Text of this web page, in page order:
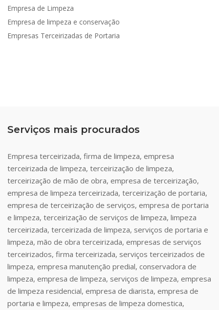
Empresa de Limpeza
Empresa de limpeza e conservação
Empresas Terceirizadas de Portaria
Serviços mais procurados
Empresa terceirizada, firma de limpeza, empresa
terceirizada de limpeza, terceirização de limpeza,
terceirização de mão de obra, empresa de terceirização,
empresa de limpeza terceirizada, terceirização de portaria,
empresa de terceirização de serviços, empresa de portaria
e limpeza, terceirização de serviços de limpeza, limpeza
terceirizada, terceirizada de limpeza, serviços de portaria e
limpeza, mão de obra terceirizada, empresas de serviços
terceirizados, firma terceirizada, serviços terceirizados de
limpeza, empresa manutenção predial, conservadora de
limpeza, empresa de limpeza, serviços de limpeza, empresa
de limpeza residencial, empresa de diarista, empresa de
portaria e limpeza, empresas de limpeza domestica,